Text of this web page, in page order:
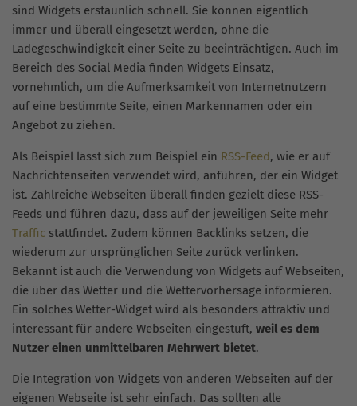
sind Widgets erstaunlich schnell. Sie können eigentlich
immer und überall eingesetzt werden, ohne die
Ladegeschwindigkeit einer Seite zu beeinträchtigen. Auch im
Bereich des Social Media finden Widgets Einsatz,
vornehmlich, um die Aufmerksamkeit von Internetnutzern
auf eine bestimmte Seite, einen Markennamen oder ein
Angebot zu ziehen.
Als Beispiel lässt sich zum Beispiel ein RSS-Feed, wie er auf
Nachrichtenseiten verwendet wird, anführen, der ein Widget
ist. Zahlreiche Webseiten überall finden gezielt diese RSS-
Feeds und führen dazu, dass auf der jeweiligen Seite mehr
Traffic stattfindet. Zudem können Backlinks setzen, die
wiederum zur ursprünglichen Seite zurück verlinken.
Bekannt ist auch die Verwendung von Widgets auf Webseiten,
die über das Wetter und die Wettervorhersage informieren.
Ein solches Wetter-Widget wird als besonders attraktiv und
interessant für andere Webseiten eingestuft, weil es dem
Nutzer einen unmittelbaren Mehrwert bietet.
Die Integration von Widgets von anderen Webseiten auf der
eigenen Webseite ist sehr einfach. Das sollten alle